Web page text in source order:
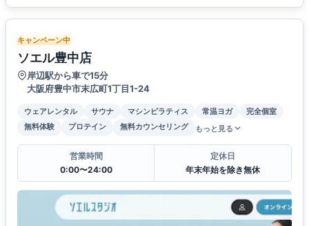
キャンペーン中
ソエル豊中店
岸辺駅から車で15分
大阪府豊中市末広町1丁目1-24
ウェアレンタル サウナ マシンピラティス 常温ヨガ
完全個室
無料体験
プロテイン 無料カウンセリング もっと見る
営業時間
0:00〜24:00
定休日
年末年始を除き無休